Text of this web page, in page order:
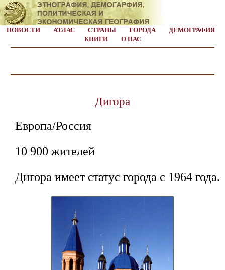
НОВОСТИ АТЛАС СТРАНЫ ГОРОДА
ДЕМОГРАФИЯ
КНИГИ
О НАС
Дигора
Европа/Россия
10 900 жителей
Дигора имеет статус города с 1964 года.